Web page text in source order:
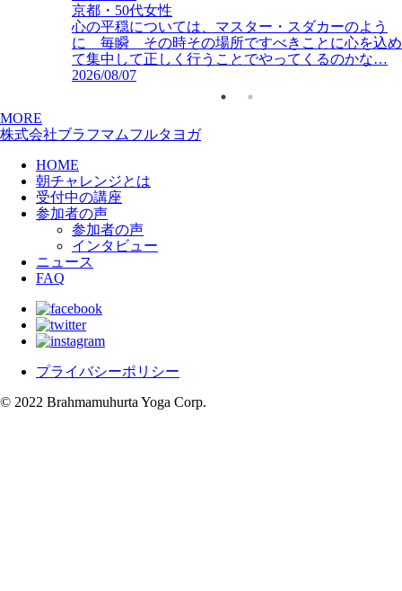
京都・50代女性
心の平穏については、マスター・スダカーのよう
に 毎瞬 その時その場所ですべきことに心を込め
て集中して正しく行うことでやってくるのかな…
2026/08/07
MORE
株式会社ブラフマムフルタヨガ
HOME
朝チャレンジとは
受付中の講座
参加者の声
参加者の声
インタビュー
ニュース
FAQ
プライバシーポリシー
© 2022 Brahmamuhurta Yoga Corp.